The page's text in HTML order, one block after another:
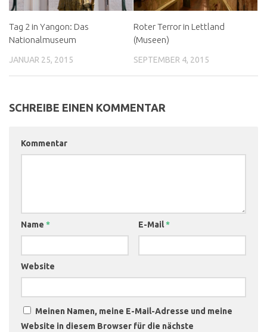
Tag 2 in Yangon: Das
Nationalmuseum
JANUAR 25, 2015
Roter Terror in Lettland
(Museen)
SEPTEMBER 4, 2015
SCHREIBE EINEN KOMMENTAR
Kommentar
Name * E-Mail*
Website
Meinen Namen, meine E-Mail-Adresse und meine
Website in diesem Browser für die nächste